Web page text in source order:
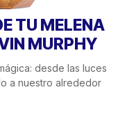
TU MELENA
MURPHY
desde las luces
a nuestro alrededor